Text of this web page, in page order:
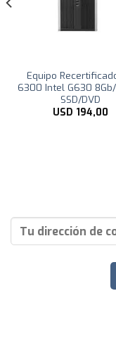
Equipo
6300 Intel G630 8Gb/
SSD/DVD
USD 194,00